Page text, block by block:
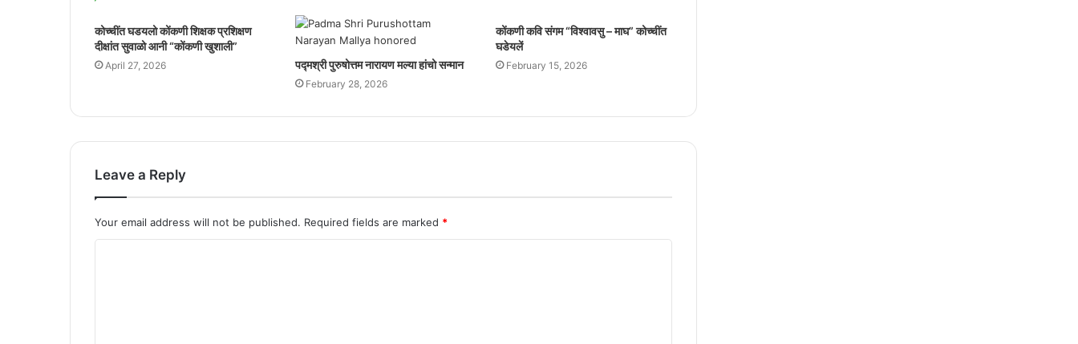
कोच्चींत घडयलो कोंकणी शिक्षक प्रशिक्षण
दीक्षांत सुवाळो आनी “कोंकणी खुशाली”
April 27, 2026 पद्मश्री पुरुषोत्तम नारायण मल्या हांचो सन्मान
February 28, 2026
कोंकणी कवि संगम “विश्वावसु – माघ” कोच्चींत
घडेयलें
February 15, 2026
Leave a Reply
Your email address will not be published. Required fields are marked *